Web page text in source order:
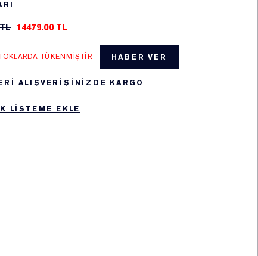
14479.00 TL
TÜKENMIŞTIR HABER VER
ALIŞVERİŞİNİZDE KARGO
LISTEME EKLE